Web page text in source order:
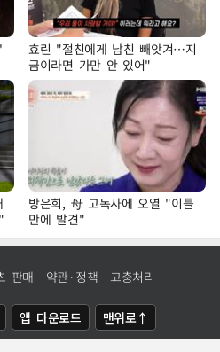
효린 "절친에게 남친 빼앗겨…지
금이라면 가만 안 있어"
방은희, 母 고독사에 오열 "이틀
만에 발견"
판매 약관·정책 고충처리
앱 다운로드 맨위로↑